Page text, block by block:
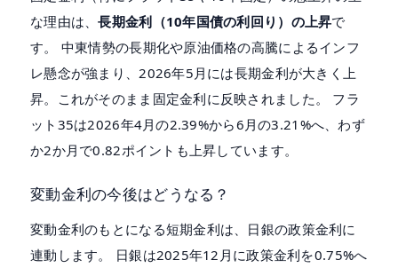
な理由は、長期金利（10年国債の利回り）の上昇で
す。 中東情勢の長期化や原油価格の高騰によるインフ
レ懸念が強まり、2026年5月には長期金利が大きく上
昇。これがそのまま固定金利に反映されました。 フラ
ット35は2026年4月の2.39%から6月の3.21%へ、わず
か2か月で0.82ポイントも上昇しています。
変動金利の今後はどうなる？
変動金利のもとになる短期金利は、日銀の政策金利に
連動します。 日銀は2025年12月に政策金利を0.75%へ